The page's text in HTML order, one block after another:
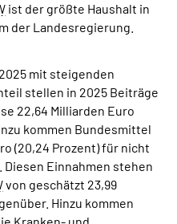
ist der größte Haushalt in
der Landesregierung.
mit steigenden
stellen in 2025 Beiträge
22,64 Milliarden Euro
kommen Bundesmittel
(20,24 Prozent) für nicht
Einnahmen stehen
von geschätzt 23,99
Hinzu kommen